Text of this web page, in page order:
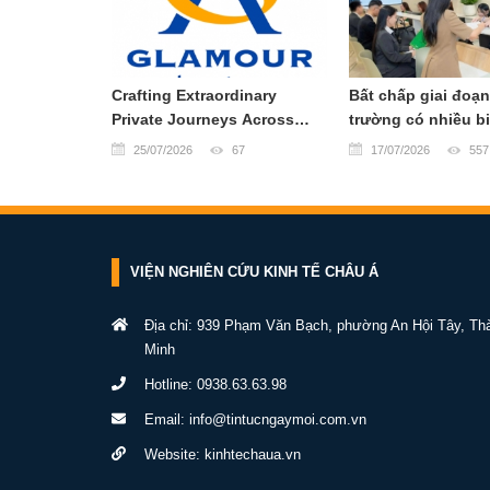
Crafting Extraordinary
Private Journeys Across
Vietnam & Southeast Asia
25/07/2026 67
Bất chấp giai
trường có nhiều
Công ty Cổ phần
Quý II/2026 với
tượng khi hầu hết
với cùng kỳ năm
17/07/2026 557
VIỆN NGHIÊN CỨU KINH TẾ CHÂU Á
Địa chỉ: 939 Phạm Văn Bạch, phường An Hội Tây,
Minh
Hotline: 0938.63.63.98
Email: info@tintucngaymoi.com.vn
Website: kinhtechaua.vn